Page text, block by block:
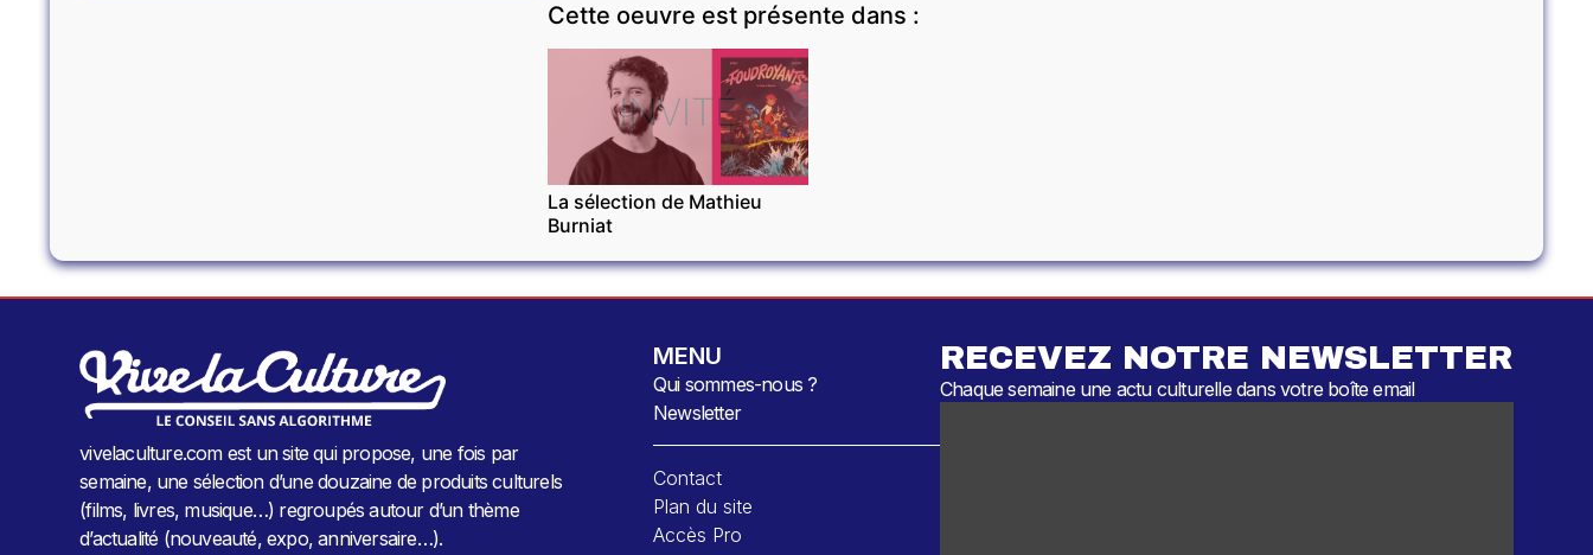
Cette oeuvre est présente dans :
INVITÉ
La sélection de Mathieu
Burniat
vivelaculture.com est un site qui propose, une fois par
semaine, une sélection d’une douzaine de produits culturels
(films, livres, musique…) regroupés autour d’un thème
d’actualité (nouveauté, expo, anniversaire…).
MENU
Qui sommes-nous ?
Newsletter
Contact
Plan du site
Accès Pro
RECEVEZ NOTRE NEWSLETTER
Chaque semaine une actu culturelle dans votre boîte email